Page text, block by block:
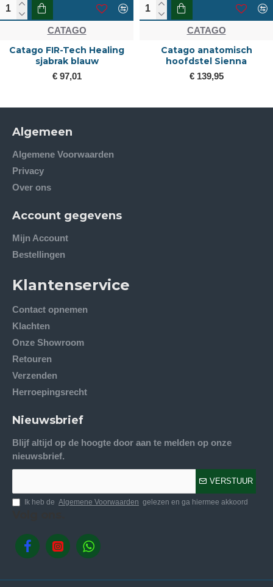
CATAGO
Catago FIR-Tech Healing
sjabrak blauw
€ 97,01
CATAGO
Catago anatomisch
hoofdstel Sienna
€ 139,95
Algemeen
Algemene Voorwaarden
Privacy
Over ons
Account gegevens
Mijn Account
Bestellingen
Klantenservice
Contact opnemen
Klachten
Onze Showroom
Retouren
Verzenden
Herroepingsrecht
Nieuwsbrief
Blijf altijd op de hoogte door aan te melden op onze
nieuwsbrief.
VERSTUUR
Ik heb de Algemene Voorwaarden gelezen en ga hiermee akkoord